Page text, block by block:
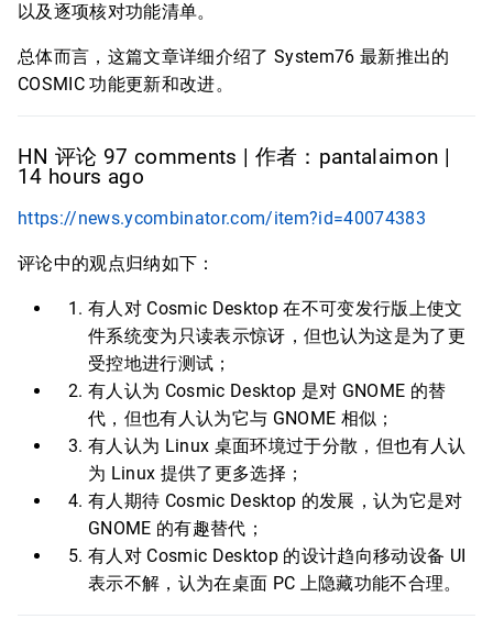
以及逐项核对功能清单。
总体而言，这篇文章详细介绍了 System76 最新推出的
COSMIC 功能更新和改进。
HN 评论 97 comments | 作者：pantalaimon |
14 hours ago
https://news.ycombinator.com/item?id=40074383
评论中的观点归纳如下：
有人对 Cosmic Desktop 在不可变发行版上使文
件系统变为只读表示惊讶，但也认为这是为了更
受控地进行测试；
有人认为 Cosmic Desktop 是对 GNOME 的替
代，但也有人认为它与 GNOME 相似；
有人认为 Linux 桌面环境过于分散，但也有人认
为 Linux 提供了更多选择；
有人期待 Cosmic Desktop 的发展，认为它是对
GNOME 的有趣替代；
有人对 Cosmic Desktop 的设计趋向移动设备 UI
表示不解，认为在桌面 PC 上隐藏功能不合理。